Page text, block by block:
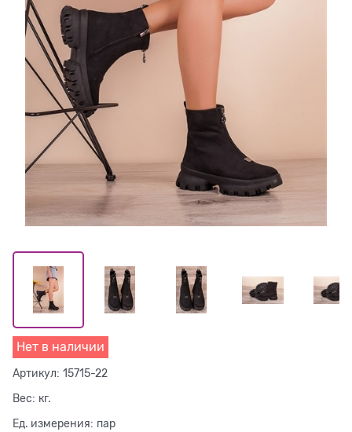
Нет в наличии
Артикул: 15715-22
Вес: кг.
Ед. измерения: пар